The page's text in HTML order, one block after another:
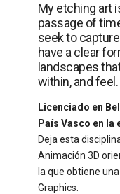
My etching art
passage of
seek to
have a clear
landscapes
within, and feel.
Licenciado en
País Vasco en
Deja esta
Animación 3D
la que obtiene
Graphics.